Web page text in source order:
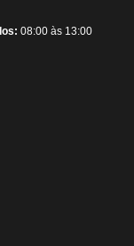
08:00 às 13:00